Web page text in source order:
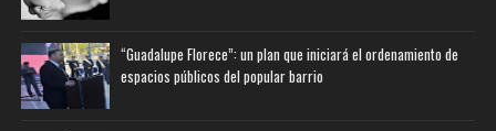
“Guadalupe Florece”: un plan que iniciará el ordenamiento de
espacios públicos del popular barrio